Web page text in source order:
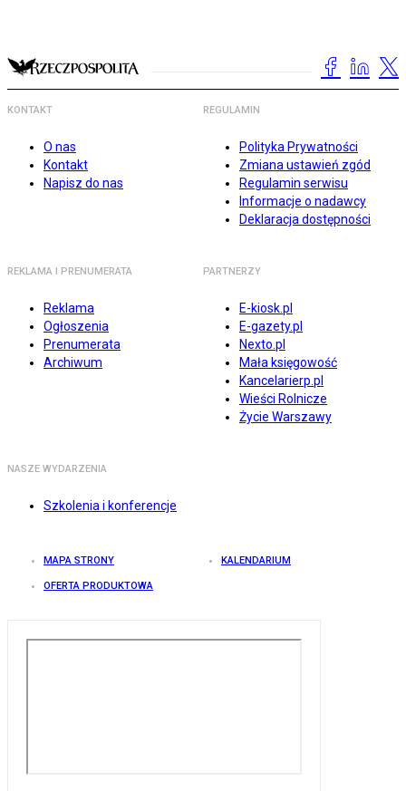
KONTAKT
O nas
Kontakt
Napisz do nas
REGULAMIN
Polityka Prywatności
Zmiana ustawień zgód
Regulamin serwisu
Informacje o nadawcy
Deklaracja dostępności
REKLAMA I PRENUMERATA
Reklama
Ogłoszenia
Prenumerata
Archiwum
PARTNERZY
E-kiosk.pl
E-gazety.pl
Nexto.pl
Mała księgowość
Kancelarierp.pl
Wieści Rolnicze
Życie Warszawy
NASZE WYDARZENIA
Szkolenia i konferencje
MAPA STRONY KALENDARIUM
OFERTA PRODUKTOWA